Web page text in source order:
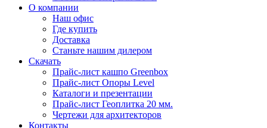
О компании
Наш офис
Где купить
Доставка
Станьте нашим дилером
Скачать
Прайс-лист кашпо Greenbox
Прайс-лист Опоры Level
Каталоги и презентации
Прайс-лист Геоплитка 20 мм.
Чертежи для архитекторов
Контакты